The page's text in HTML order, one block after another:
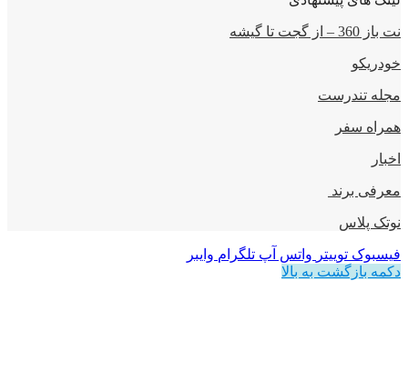
نت باز 360 – از گجت تا گیشه
خودریکو
مجله‌ تندرست
همراه سفر
اخبار
معرفی برند
نوتک پلاس
فیسبوک توییتر واتس آپ تلگرام وایبر
دکمه بازگشت به بالا